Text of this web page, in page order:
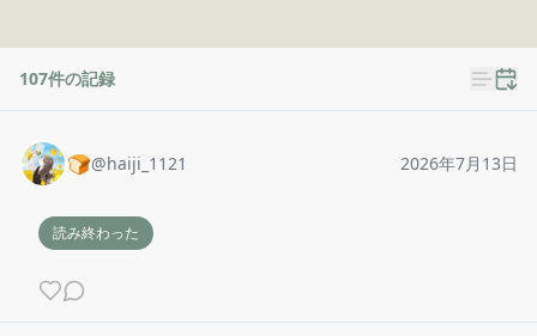
107件の記録
🍞@haiji_1121 2026年7月13日
読み終わった